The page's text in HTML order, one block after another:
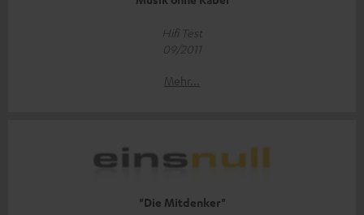
Hifi Test
09/2011
Mehr...
"Die Mitdenker"